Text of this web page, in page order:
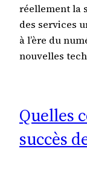
réellement la
des services
à l’ère du
nouvelles
Quelles
succès